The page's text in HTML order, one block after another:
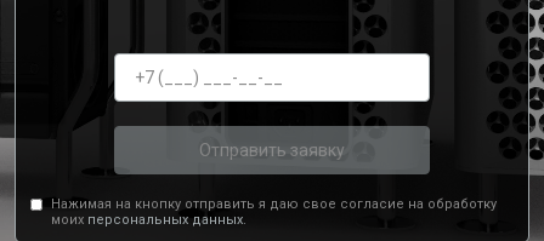
Отправить заявку
Нажимая на кнопку отправить я даю свое согласие на обработку
моих персональных данных.